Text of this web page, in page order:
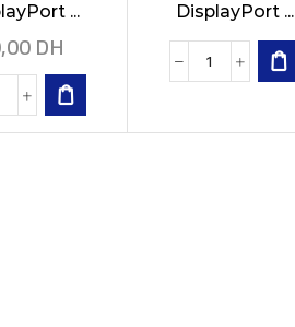
...
DH
DisplayPort ...